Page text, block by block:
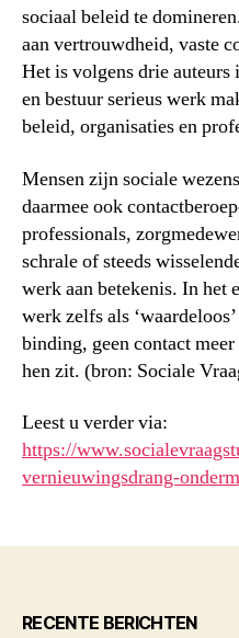
sociaal beleid te
aan vertrouwdheid, vaste
Het is volgens drie
en bestuur serieus werk
beleid, organisaties en
Mensen zijn sociale
daarmee ook
professionals,
schrale of steeds
werk aan betekenis. In het
werk zelfs als
binding, geen contact
hen zit. (bron: Sociale
Leest u verder via:
https://
vernieuwingsdrang-
RECENTE BERICHTEN